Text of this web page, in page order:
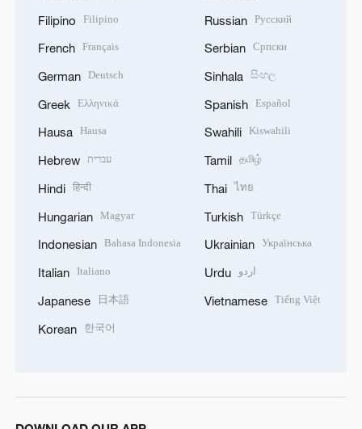
Filipino Filipino
French Français
German Deutsch
Greek Ελληνικά
Hausa Hausa
Hebrew עברית
Hindi हिन्दी
Hungarian Magyar
Indonesian Bahasa Indonesia
Italian Italiano
Japanese 日本語
Korean 한국어
Russian Русский
Serbian Српски
Sinhala සිංහල
Spanish Español
Swahili Kiswahili
Tamil தமிழ்
Thai ไทย
Turkish Türkçe
Ukrainian Українська
Urdu اردو
Vietnamese Tiếng Việt